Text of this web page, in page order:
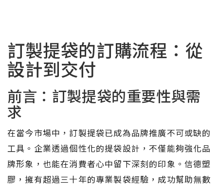
訂製提袋的訂購流程：從
設計到交付
前言：訂製提袋的重要性與需
求
在當今市場中，訂製提袋已成為品牌推廣不可或缺的
工具。企業透過個性化的提袋設計，不僅能夠強化品
牌形象，也能在消費者心中留下深刻的印象。信德塑
膠，擁有超過三十年的專業製袋經驗，成功幫助無數